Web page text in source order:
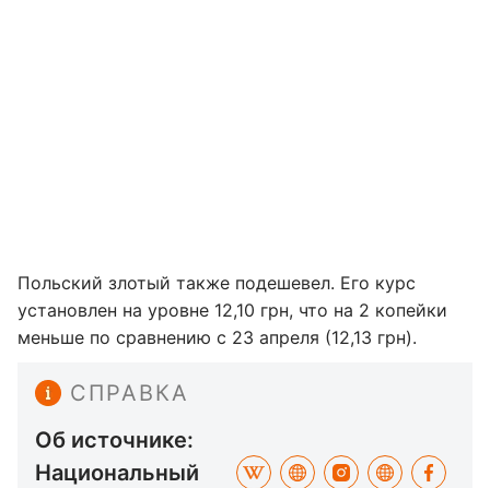
Польский злотый также подешевел. Его курс
установлен на уровне 12,10 грн, что на 2 копейки
меньше по сравнению с 23 апреля (12,13 грн).
СПРАВКА
Об источнике:
Национальный